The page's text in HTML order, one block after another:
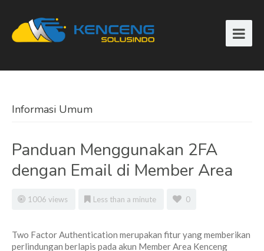
Informasi Umum
Panduan Menggunakan 2FA
dengan Email di Member Area
1006 views Less than a minute 0
Two Factor Authentication merupakan fitur yang memberikan
perlindungan berlapis pada akun Member Area Kenceng